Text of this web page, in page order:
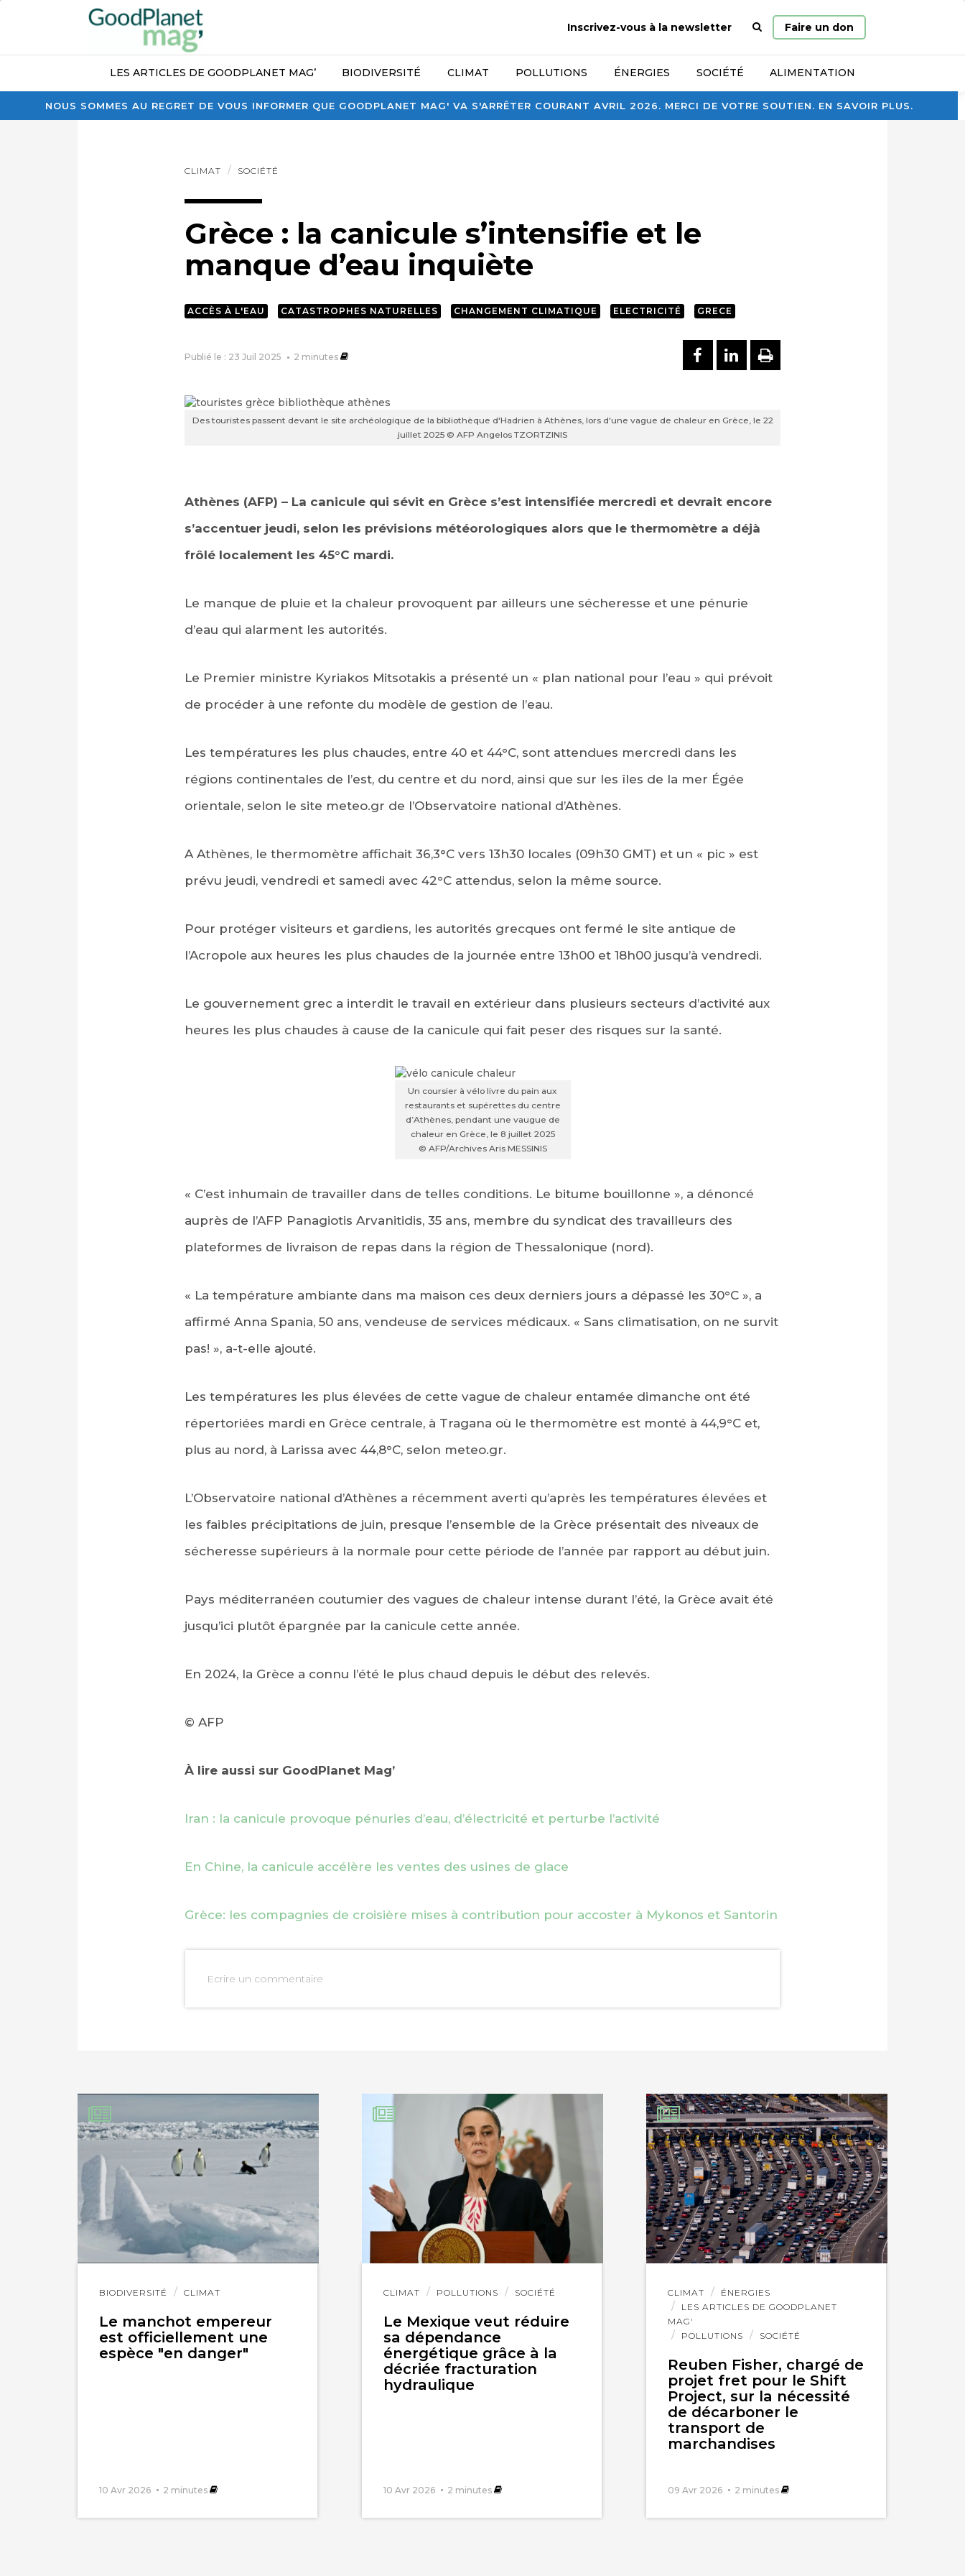
NOUS SOMMES AU REGRET DE VOUS INFORMER QUE GOODPLANET MAG' VA S'ARRÊTER COURANT AVRIL 2026. MERCI DE VOTRE SOUTIEN. EN SAVOIR PLUS.
Inscrivez-vous à la newsletter
Page
d’accueil
Faire un don
LES ARTICLES DE GOODPLANET MAG’ BIODIVERSITÉ CLIMAT POLLUTIONS ÉNERGIES SOCIÉTÉ ALIMENTATION
IMPRIMER
CLIMAT SOCIÉTÉ
Grèce : la canicule s’intensifie et le
manque d’eau inquiète
ACCÈS À L'EAU CATASTROPHES NATURELLES CHANGEMENT CLIMATIQUE ELECTRICITÉ GRECE
Publié le : 23 Juil 2025 2 minutes PARTAGER SUR FACEBOOK
PARTAGER SUR
IMPRIMER
Des touristes passent devant le site archéologique de la bibliothèque d'Hadrien à Athènes, lors d'une vague de chaleur en Grèce, le 22
juillet 2025 © AFP Angelos TZORTZINIS
Athènes (AFP) – La canicule qui sévit en Grèce s’est intensifiée mercredi et devrait encore
s’accentuer jeudi, selon les prévisions météorologiques alors que le thermomètre a déjà
frôlé localement les 45°C mardi.
Le manque de pluie et la chaleur provoquent par ailleurs une sécheresse et une pénurie
d’eau qui alarment les autorités.
Le Premier ministre Kyriakos Mitsotakis a présenté un « plan national pour l’eau » qui prévoit
de procéder à une refonte du modèle de gestion de l’eau.
Les températures les plus chaudes, entre 40 et 44°C, sont attendues mercredi dans les
régions continentales de l’est, du centre et du nord, ainsi que sur les îles de la mer Égée
orientale, selon le site meteo.gr de l’Observatoire national d’Athènes.
A Athènes, le thermomètre affichait 36,3°C vers 13h30 locales (09h30 GMT) et un « pic » est
prévu jeudi, vendredi et samedi avec 42°C attendus, selon la même source.
Pour protéger visiteurs et gardiens, les autorités grecques ont fermé le site antique de
l’Acropole aux heures les plus chaudes de la journée entre 13h00 et 18h00 jusqu’à vendredi.
Le gouvernement grec a interdit le travail en extérieur dans plusieurs secteurs d’activité aux
heures les plus chaudes à cause de la canicule qui fait peser des risques sur la santé.
Un coursier à vélo livre du pain aux
restaurants et supérettes du centre
d’Athènes, pendant une vaugue de
chaleur en Grèce, le 8 juillet 2025
© AFP/Archives Aris MESSINIS
« C’est inhumain de travailler dans de telles conditions. Le bitume bouillonne », a dénoncé
auprès de l’AFP Panagiotis Arvanitidis, 35 ans, membre du syndicat des travailleurs des
plateformes de livraison de repas dans la région de Thessalonique (nord).
« La température ambiante dans ma maison ces deux derniers jours a dépassé les 30°C », a
affirmé Anna Spania, 50 ans, vendeuse de services médicaux. « Sans climatisation, on ne survit
pas! », a-t-elle ajouté.
Les températures les plus élevées de cette vague de chaleur entamée dimanche ont été
répertoriées mardi en Grèce centrale, à Tragana où le thermomètre est monté à 44,9°C et,
plus au nord, à Larissa avec 44,8°C, selon meteo.gr.
L’Observatoire national d’Athènes a récemment averti qu’après les températures élevées et
les faibles précipitations de juin, presque l’ensemble de la Grèce présentait des niveaux de
sécheresse supérieurs à la normale pour cette période de l’année par rapport au début juin.
Pays méditerranéen coutumier des vagues de chaleur intense durant l’été, la Grèce avait été
jusqu’ici plutôt épargnée par la canicule cette année.
En 2024, la Grèce a connu l’été le plus chaud depuis le début des relevés.
© AFP
À lire aussi sur GoodPlanet Mag’
Iran : la canicule provoque pénuries d’eau, d’électricité et perturbe l’activité
En Chine, la canicule accélère les ventes des usines de glace
Grèce: les compagnies de croisière mises à contribution pour accoster à Mykonos et Santorin
Ecrire un commentaire
BIODIVERSITÉ CLIMAT
Le manchot empereur
est officiellement une
espèce "en danger"
10 Avr 2026 2 minutes
Lire
CLIMAT POLLUTIONS SOCIÉTÉ
Le Mexique veut réduire
sa dépendance
énergétique grâce à la
décriée fracturation
hydraulique
10 Avr 2026 2 minutes
Lire
CLIMAT
ÉNERGIES
LES ARTICLES DE GOODPLANET
MAG'
POLLUTIONS
SOCIÉTÉ
Reuben Fisher, chargé de
projet fret pour le Shift
Project, sur la nécessité
de décarboner le
transport de
marchandises
09 Avr 2026 2 minutes
Lire
l'article